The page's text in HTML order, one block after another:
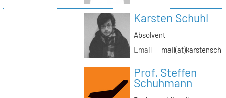
Karsten Schuhl
Absolvent
Email
Prof. Steffen
Schuhmann